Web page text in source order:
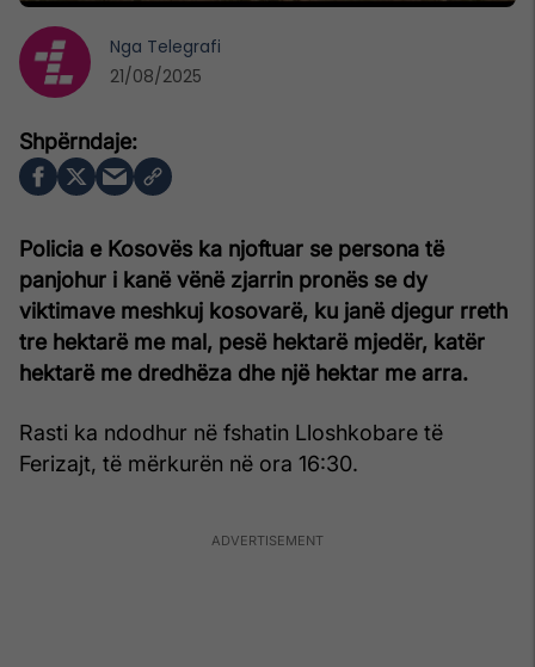
Policia e Kosovës ka njoftuar se persona të
panjohur i kanë vënë zjarrin pronës se dy
viktimave meshkuj kosovarë, ku janë djegur rreth
tre hektarë me mal, pesë hektarë mjedër, katër
hektarë me dredhëza dhe një hektar me arra.
Rasti ka ndodhur në fshatin Lloshkobare të
Ferizajt, të mërkurën në ora 16:30.
Nga Telegrafi
21/08/2025